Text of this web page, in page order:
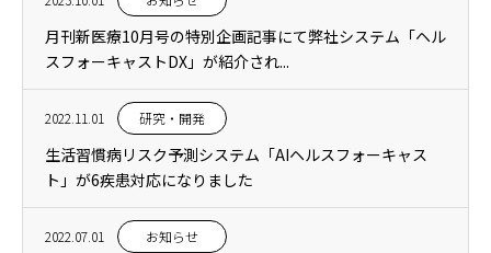
月刊新医療10月号の特別企画記事にて弊社システム「ヘル
スフォーキャストDX」が紹介され...
2022.11.01 研究・開発
生活習慣病リスク予測システム「AIヘルスフォーキャス
ト」が6疾患対応になりました
2022.07.01 お知らせ